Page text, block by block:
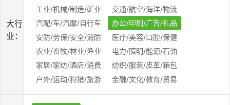
大行
业：
工业/机械/制造/矿业
交通/航空/海洋/物流
汽配/车/汽摩/自行车
办公/印刷/广告/礼品
安防/劳保/安全/消防
医疗/美容/口腔/保健
农业/畜牧/林业/渔业
电力/照明/能源/石油
家居/家纺/酒店/消费
纺织/服装/皮革/箱包
户外/运动/狩猎/旅游
金融/文化/教育/贸易